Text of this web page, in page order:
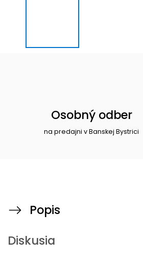
Osobný odber
na predajni v Banskej Bystrici
Popis
Diskusia